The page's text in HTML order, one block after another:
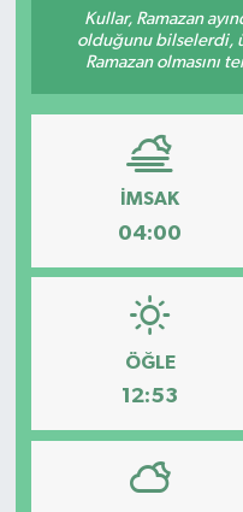
Kullar, Ramazan
olduğunu bilselerdi,
Ramazan olmasını
İMSAK
04:00
ÖĞLE
12:53